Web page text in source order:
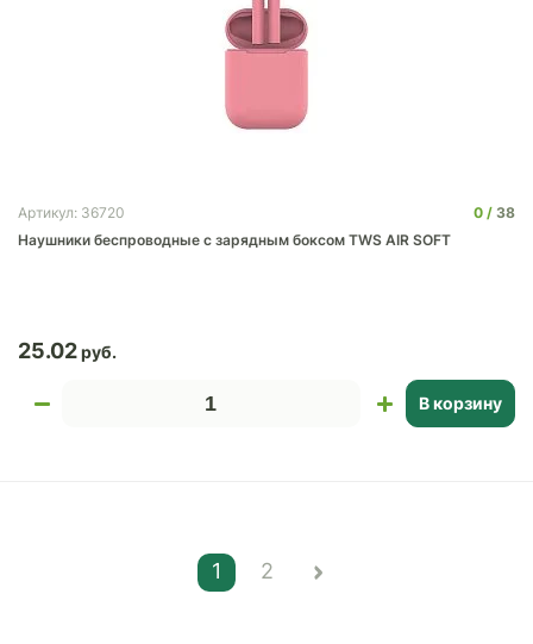
Артикул: 36720 0
38
Наушники беспроводные с зарядным боксом TWS AIR SOFT
25.02
В корзину
1 2